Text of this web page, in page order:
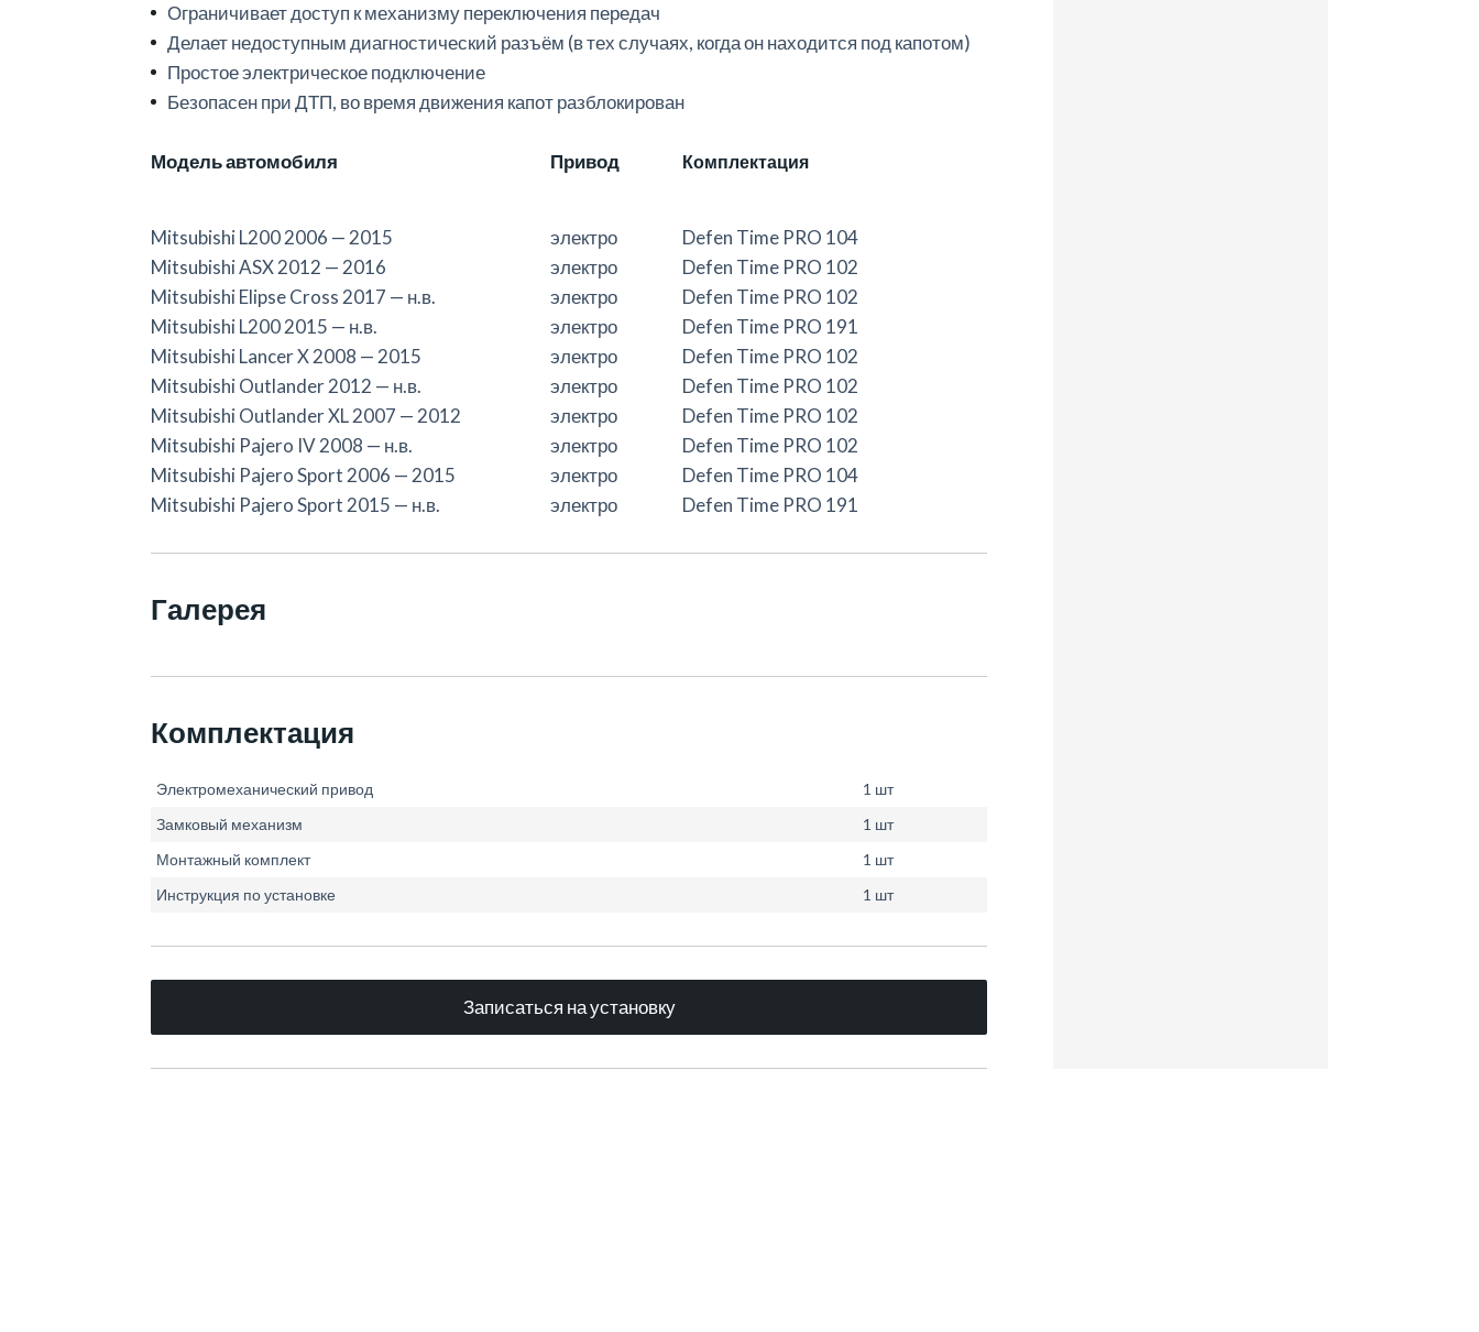
Ограничивает доступ к механизму переключения передач
Делает недоступным диагностический разъём (в тех случаях, когда он находится под капотом)
Простое электрическое подключение
Безопасен при ДТП, во время движения капот разблокирован
Модель автомобиля Привод Комплектация
Mitsubishi L200 2006 — 2015 электро Defen Time PRO 104
Mitsubishi ASX 2012 — 2016
электро Defen Time PRO 102
Mitsubishi Elipse Cross 2017 — н.в.
электро Defen Time PRO 102
Mitsubishi L200 2015 — н.в.
электро Defen Time PRO 191
Mitsubishi Lancer X 2008 — 2015
электро Defen Time PRO 102
Mitsubishi Outlander 2012 — н.в.
электро Defen Time PRO 102
Mitsubishi Outlander XL 2007 — 2012
электро Defen Time PRO 102
Mitsubishi Pajero IV 2008 — н.в.
электро Defen Time PRO 102
Mitsubishi Pajero Sport 2006 — 2015 электро Defen Time PRO 104
Mitsubishi Pajero Sport 2015 — н.в.
электро Defen Time PRO 191
Галерея
Комплектация
Электромеханический привод
1 шт
Замковый механизм
1 шт
Монтажный комплект
1 шт
Инструкция по установке
1 шт
Записаться на установку